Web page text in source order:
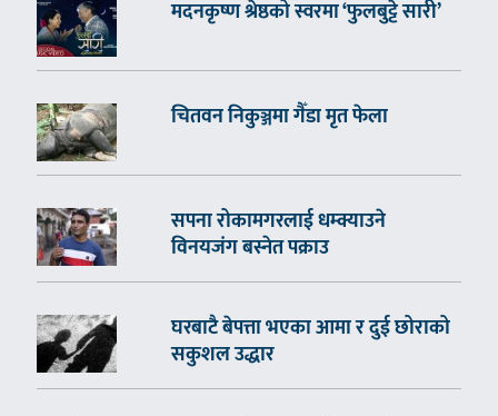
मदनकृष्ण श्रेष्ठको स्वरमा ‘फुलबुट्टे सारी’
चितवन निकुञ्जमा गैँडा मृत फेला
सपना रोकामगरलाई धम्क्याउने
विनयजंग बस्नेत पक्राउ
घरबाटै बेपत्ता भएका आमा र दुई छोराको
सकुशल उद्धार